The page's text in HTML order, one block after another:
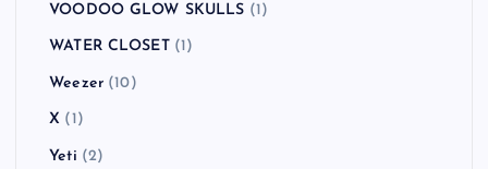
VOODOO GLOW SKULLS (1)
WATER CLOSET(1)
Weezer(10)
X (1)
Yeti (2)